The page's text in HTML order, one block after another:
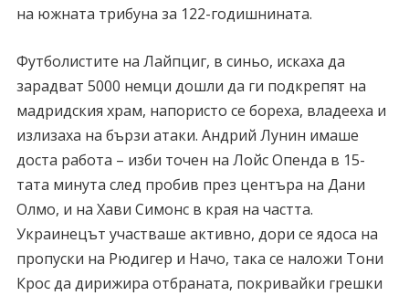
на южната трибуна за 122-годишнината.
Футболистите на Лайпциг, в синьо, искаха да
зарадват 5000 немци дошли да ги подкрепят на
мадридския храм, напористо се бореха, владееха и
излизаха на бързи атаки. Андрий Лунин имаше
доста работа – изби точен на Лойс Опенда в 15-
тата минута след пробив през центъра на Дани
Олмо, и на Хави Симонс в края на частта.
Украинецът участваше активно, дори се ядоса на
пропуски на Рюдигер и Начо, така се наложи Тони
Крос да дирижира отбраната, покривайки грешки